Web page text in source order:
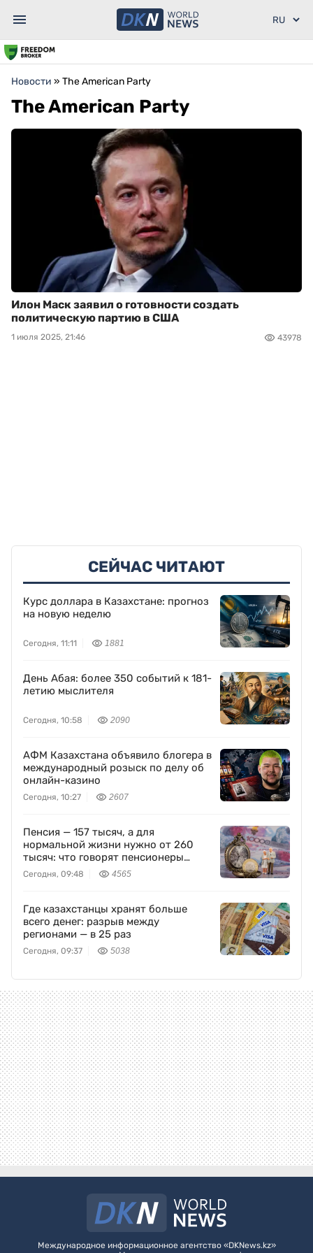
Новости » The American Party
The American Party
Илон Маск заявил о готовности создать
политическую партию в США
1 июля 2025, 21:46 43978
СЕЙЧАС ЧИТАЮТ
Курс доллара в Казахстане: прогноз
на новую неделю
Сегодня, 11:11 1881
День Абая: более 350 событий к 181-
летию мыслителя
Сегодня, 10:58 2090
АФМ Казахстана объявило блогера в
международный розыск по делу об
онлайн-казино
Сегодня, 10:27 2607
Пенсия — 157 тысяч, а для
нормальной жизни нужно от 260
тысяч: что говорят пенсионеры
Казахстана
Сегодня, 09:48 4565
Где казахстанцы хранят больше
всего денег: разрыв между
регионами — в 25 раз
Сегодня, 09:37 5038
Международное информационное агентство «DKNews.kz»